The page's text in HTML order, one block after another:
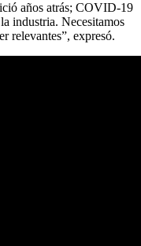
años atrás; COVID-19
industria. Necesitamos
relevantes”, expresó.